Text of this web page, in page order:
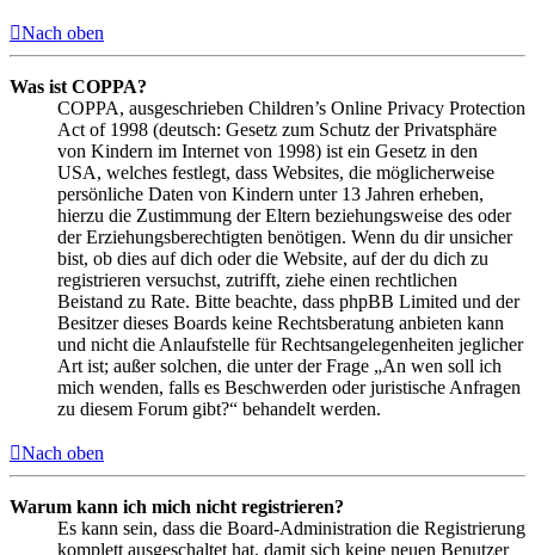
Nach oben
Was ist COPPA?
COPPA, ausgeschrieben Children’s Online Privacy Protection
Act of 1998 (deutsch: Gesetz zum Schutz der Privatsphäre
von Kindern im Internet von 1998) ist ein Gesetz in den
USA, welches festlegt, dass Websites, die möglicherweise
persönliche Daten von Kindern unter 13 Jahren erheben,
hierzu die Zustimmung der Eltern beziehungsweise des oder
der Erziehungsberechtigten benötigen. Wenn du dir unsicher
bist, ob dies auf dich oder die Website, auf der du dich zu
registrieren versuchst, zutrifft, ziehe einen rechtlichen
Beistand zu Rate. Bitte beachte, dass phpBB Limited und der
Besitzer dieses Boards keine Rechtsberatung anbieten kann
und nicht die Anlaufstelle für Rechtsangelegenheiten jeglicher
Art ist; außer solchen, die unter der Frage „An wen soll ich
mich wenden, falls es Beschwerden oder juristische Anfragen
zu diesem Forum gibt?“ behandelt werden.
Nach oben
Warum kann ich mich nicht registrieren?
Es kann sein, dass die Board-Administration die Registrierung
komplett ausgeschaltet hat, damit sich keine neuen Benutzer